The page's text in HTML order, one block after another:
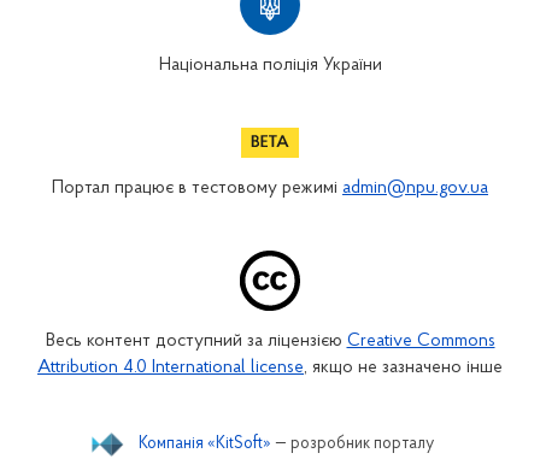
Національна поліція України
Портал працює в тестовому режимі admin@npu.gov.ua
Весь контент доступний за ліцензією Creative Commons
Attribution 4.0 International license, якщо не зазначено інше
Компанія «KitSoft» — розробник порталу